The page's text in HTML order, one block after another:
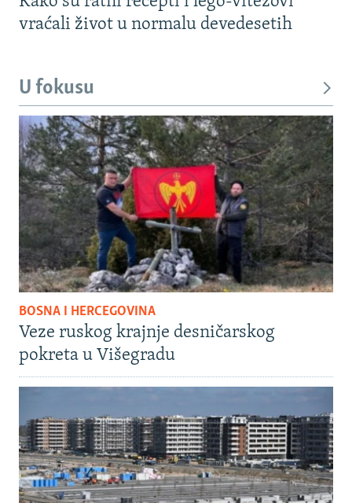
vraćali život u normalu devedesetih
U fokusu
BOSNA I HERCEGOVINA
Veze ruskog krajnje desničarskog
pokreta u Višegradu